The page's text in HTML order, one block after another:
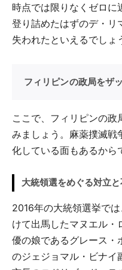
時点では限りなくゼロに
登り詰めたはずのデ・リ
失われたといえるでしょ
フィリピンの政局をザ
ここで、フィリピンの政
みましょう。麻薬撲滅戦
化している面もあるから
大統領選をめぐる対立
2016年の大統領選挙で
けて出馬したマヌエル・
優の娘であるグレース・
のジェジョマル・ビナイ